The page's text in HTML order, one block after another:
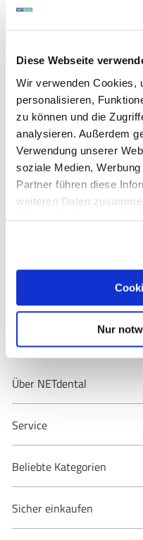
Diese Webseite
Wir verwenden Cookies,
personalisieren,
zu können und die
analysieren. Außerdem
Verwendung unserer
soziale Medien,
Partner führen diese
weiteren Daten
Nur
Passwort vergessen?
Anmelden
Pflichtfelder
Registrieren
Jetzt
Auf einen Blick
Über NETdental
Service
Beliebte Kategorien
Sicher einkaufen